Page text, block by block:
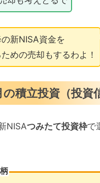
新NISA資金を
めの売却もするわよ！
積立投資（投資
NISAつみたて投資枠で